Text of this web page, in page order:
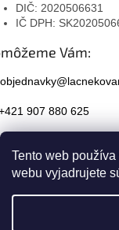
Tento web
webu vyjadrujete
DIČ: 2020506631
IČ DPH:
Vám:
907 880 625